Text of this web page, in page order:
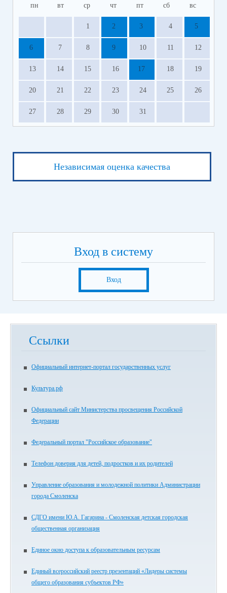
пн вт ср чт пт сб вс
1 2 3 4 5
6 7 8 9 10 11 12
13 14 15 16 17 18 19
20 21 22 23 24 25 26
27 28 29 30 31
Независимая оценка качества
Вход в систему
Вход
Ссылки
Официальный интернет-портал государственных услуг
Культура.рф
Официальный сайт Министерства просвещения Российской
Федерации
Федеральный портал "Российское образование"
Телефон доверия для детей, подростков и их родителей
Управление образования и молодежной политики Администрации
города Смоленска
СДГО имени Ю.А. Гагарина - Смоленская детская городская
общественная организация
Единое окно доступа к образовательным ресурсам
Единый всероссийский реестр презентаций «Лидеры системы
общего образования субъектов РФ»